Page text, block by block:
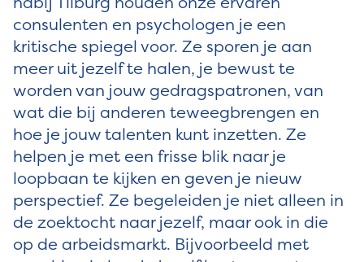
consulenten en psychologen je een
kritische spiegel voor. Ze sporen je aan
meer uit jezelf te halen, je bewust te
worden van jouw gedragspatronen, van
wat die bij anderen teweegbrengen en
hoe je jouw talenten kunt inzetten. Ze
helpen je met een frisse blik naar je
loopbaan te kijken en geven je nieuw
perspectief. Ze begeleiden je niet alleen in
de zoektocht naar jezelf, maar ook in die
op de arbeidsmarkt. Bijvoorbeeld met